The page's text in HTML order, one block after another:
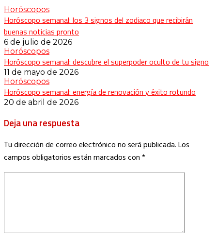
Horóscopos
Horóscopo semanal: los 3 signos del zodiaco que recibirán
buenas noticias pronto
6 de julio de 2026
Horóscopos
Horóscopo semanal: descubre el superpoder oculto de tu signo
11 de mayo de 2026
Horóscopos
Horóscopo semanal: energía de renovación y éxito rotundo
20 de abril de 2026
Deja una respuesta
Tu dirección de correo electrónico no será publicada.Los
campos obligatorios están marcados con*